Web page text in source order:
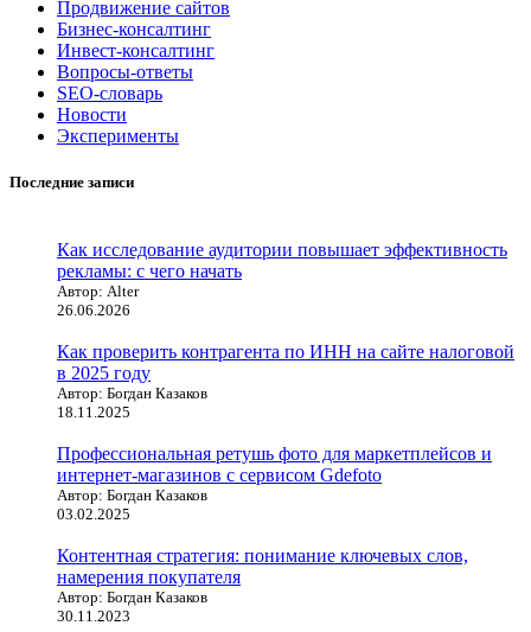
Продвижение сайтов
Бизнес-консалтинг
Инвест-консалтинг
Вопросы-ответы
SEO-словарь
Новости
Эксперименты
Последние записи
Как исследование аудитории повышает эффективность
рекламы: с чего начать
Автор: Alter
26.06.2026
Как проверить контрагента по ИНН на сайте налоговой
в 2025 году
Автор: Богдан Казаков
18.11.2025
Профессиональная ретушь фото для маркетплейсов и
интернет-магазинов с сервисом Gdefoto
Автор: Богдан Казаков
03.02.2025
Контентная стратегия: понимание ключевых слов,
намерения покупателя
Автор: Богдан Казаков
30.11.2023